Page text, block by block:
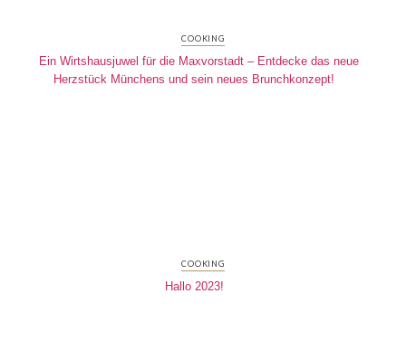
COOKING
Ein Wirtshausjuwel für die Maxvorstadt – Entdecke das neue
Herzstück Münchens und sein neues Brunchkonzept!
COOKING
Hallo 2023!